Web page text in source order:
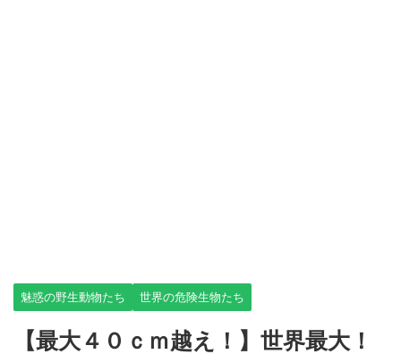
魅惑の野生動物たち 世界の危険生物たち
【最大４０ｃｍ越え！】世界最大！